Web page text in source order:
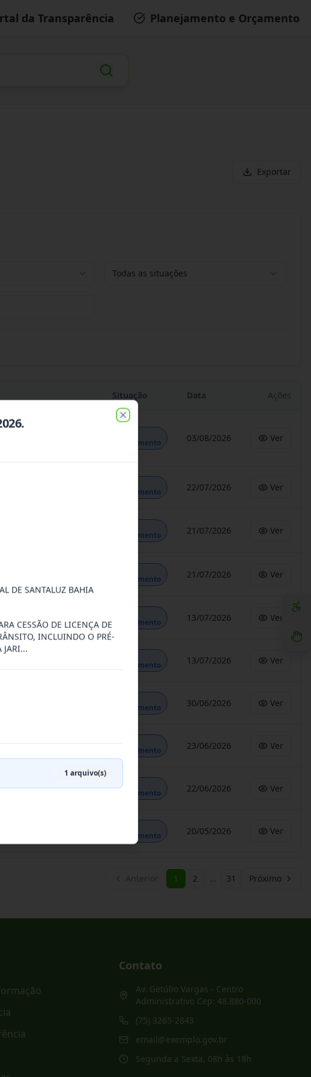
da Transparência Planejamento e Orçamento
Exportar
Todas as situações
Situação Data Ações
Andamento
03/08/2026 Ver
Andamento
22/07/2026 Ver
Andamento
21/07/2026 Ver
Andamento
21/07/2026 Ver
Andamento
13/07/2026 Ver
Andamento
13/07/2026 Ver
Andamento
30/06/2026 Ver
Andamento
23/06/2026 Ver
...
Em
Andamento
22/06/2026 Ver
Andamento
20/05/2026 Ver
1 2 … 31 Próximo
Contato
Av. Getúlio Vargas - Centro
Administrativo Cep: 48.880-000
(75) 3265-2843
email@exemplo.gov.br
Segunda a Sexta, 08h às 18h
DE SANTALUZ BAHIA
CESSÃO DE LICENÇA DE
INCLUINDO O PRÉ-
JARI...
1 arquivo(s)
Close